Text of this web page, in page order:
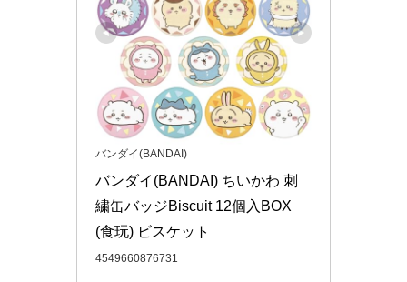
バンダイ(BANDAI)
バンダイ(BANDAI) ちいかわ 刺
繍缶バッジBiscuit 12個入BOX
(食玩) ビスケット
4549660876731